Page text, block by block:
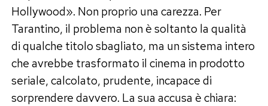
Hollywood». Non proprio una carezza. Per
Tarantino, il problema non è soltanto la qualità
di qualche titolo sbagliato, ma un sistema intero
che avrebbe trasformato il cinema in prodotto
seriale, calcolato, prudente, incapace di
sorprendere davvero. La sua accusa è chiara: